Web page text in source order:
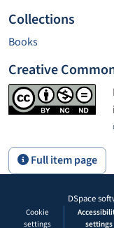
Collections
Books
Creative
Full item page
DSpace
Cookie
settings
settings